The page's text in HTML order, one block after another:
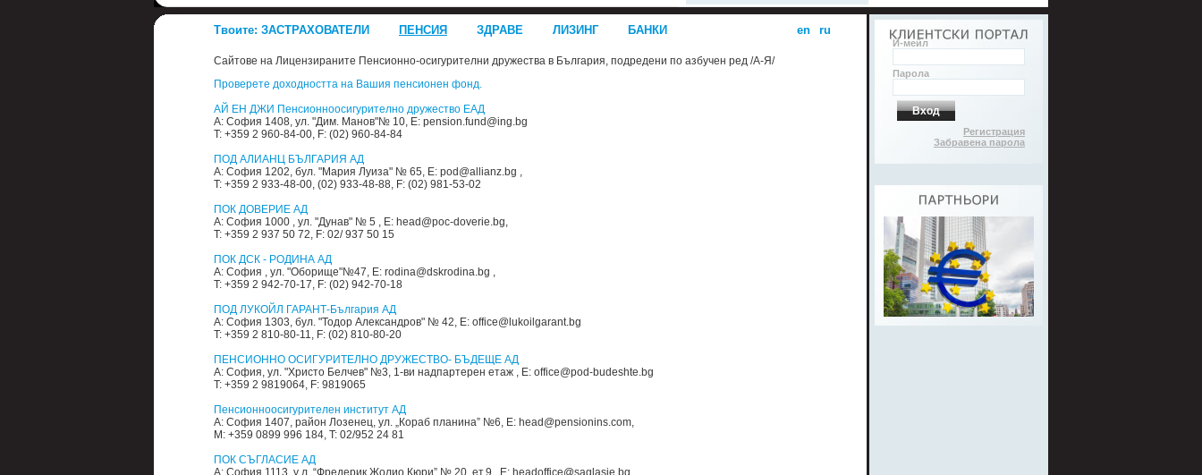
Твоите: ЗАСТРАХОВАТЕЛИ ПЕНСИЯ ЗДРАВЕ ЛИЗИНГ БАНКИ en ru
Сайтове на Лицензираните Пенсионно-осигурителни дружества в България, подредени по азбучен ред /А-Я/
Проверете доходността на Вашия пенсионен фонд.
АЙ ЕН ДЖИ Пенсионноосигурително дружество ЕАД
A: София 1408, ул. "Дим. Манов"№ 10, E: pension.fund@ing.bg
T: +359 2 960-84-00, F: (02) 960-84-84
ПОД АЛИАНЦ БЪЛГАРИЯ АД
A: София 1202, бул. "Мария Луиза" № 65, E: pod@allianz.bg ,
T: +359 2 933-48-00, (02) 933-48-88, F: (02) 981-53-02
ПОК ДОВЕРИЕ АД
A: София 1000 , ул. "Дунав" № 5 , E: head@poc-doverie.bg,
T: +359 2 937 50 72, F: 02/ 937 50 15
ПОК ДСК - РОДИНА АД
A: София , ул. "Оборище"№47, E: rodina@dskrodina.bg ,
T: +359 2 942-70-17, F: (02) 942-70-18
ПОД ЛУКОЙЛ ГАРАНТ-България АД
A: София 1303, бул. "Тодор Александров" № 42, E: office@lukoilgarant.bg
T: +359 2 810-80-11, F: (02) 810-80-20
ПЕНСИОННО ОСИГУРИТЕЛНО ДРУЖЕСТВО- БЪДЕЩЕ АД
A: София, ул. "Христо Белчев" №3, 1-ви надпартерен етаж , E: office@pod-budeshte.bg
T: +359 2 9819064, F: 9819065
Пенсионноосигурителен институт АД
A: София 1407, район Лозенец, ул. „Кораб планина” №6, E: head@pensionins.com,
M: +359 0899 996 184, T: 02/952 24 81
ПОК СЪГЛАСИЕ АД
A: София 1113, у л. “Фредерик Жолио Кюри” № 20, ет.9 , E: headoffice@saglasie.bg
И-мейл
Парола
Вход
Регистрация
Забравена парола